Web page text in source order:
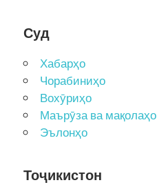
Суд
Хабарҳо
Чорабиниҳо
Вохӯриҳо
Маърӯза ва мақолаҳо
Эълонҳо
Тоҷикистон